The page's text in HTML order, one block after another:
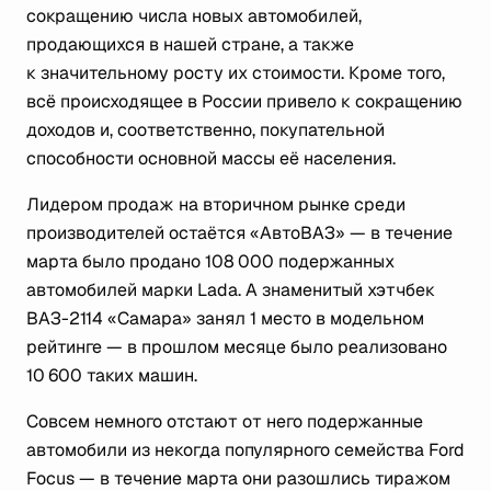
сокращению числа новых автомобилей,
продающихся в нашей стране, а также
к значительному росту их стоимости. Кроме того,
всё происходящее в России привело к сокращению
доходов и, соответственно, покупательной
способности основной массы её населения.
Лидером продаж на вторичном рынке среди
производителей остаётся «АвтоВАЗ» — в течение
марта было продано 108 000 подержанных
автомобилей марки Lada. А знаменитый хэтчбек
ВАЗ-2114 «Самара» занял 1 место в модельном
рейтинге — в прошлом месяце было реализовано
10 600 таких машин.
Совсем немного отстают от него подержанные
автомобили из некогда популярного семейства Ford
Focus — в течение марта они разошлись тиражом